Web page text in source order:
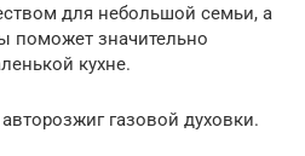
для небольшой семьи, а
поможет значительно
кухне.
газовой духовки.